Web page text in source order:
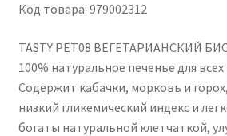
Код товара: 979002312
TASTY PET08 ВЕГЕТАРИАНСКИЙ
100% натуральное печенье для
Содержит кабачки, морковь и
низкий гликемический индекс и
богаты натуральной клетчаткой,